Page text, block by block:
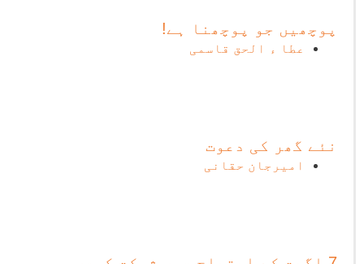
پوچھیں جو پوچھنا ہے!
عطا ء الحق قاسمی
نئے گھر کی دعوت
امیرجان حقانی